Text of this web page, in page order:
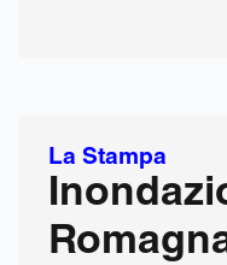
La Stampa